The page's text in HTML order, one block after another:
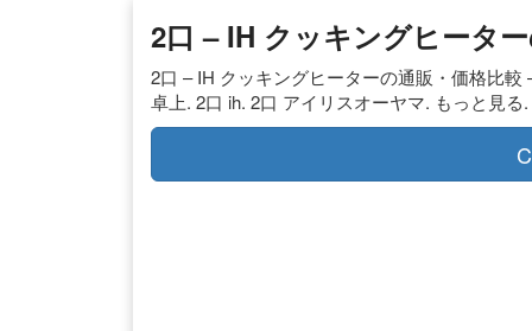
2口 – IH クッキングヒータ
2口 – IH クッキングヒーターの通販・価格比
卓上. 2口 ih. 2口 アイリスオーヤマ. もっと見る.